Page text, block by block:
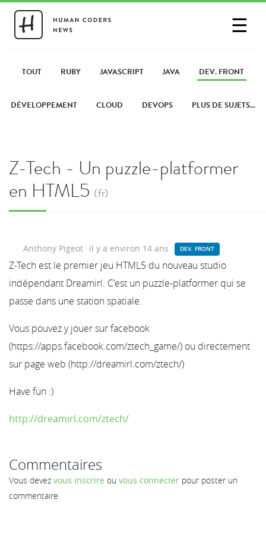
☰
PARTAGER UN LIEN
TOUT RUBY JAVASCRIPT JAVA DEV. FRONT
DÉVELOPPEMENT CLOUD DEVOPS PLUS DE SUJETS...
Z-Tech - Un puzzle-platformer
en HTML5 (fr)
Anthony Pigeot il y a environ 14 ans DEV. FRONT
Z-Tech est le premier jeu HTML5 du nouveau studio
indépendant Dreamirl. C'est un puzzle-platformer qui se
passe dans une station spatiale.
Vous pouvez y jouer sur facebook
(https://apps.facebook.com/ztech_game/) ou directement
sur page web (http://dreamirl.com/ztech/)
Have fun :)
http://dreamirl.com/ztech/
Commentaires
Vous devez vous inscrire ou vous connecter pour poster un
commentaire